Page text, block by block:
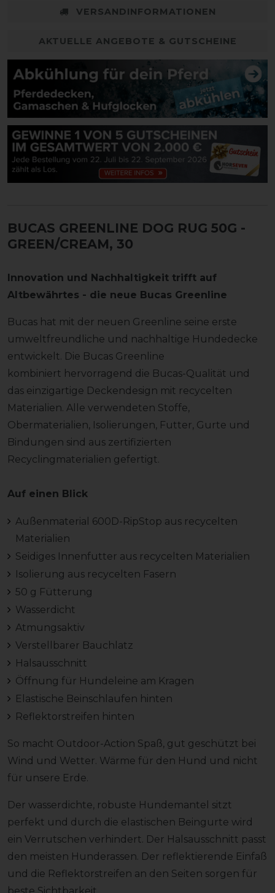
VERSANDINFORMATIONEN
AKTUELLE ANGEBOTE & GUTSCHEINE
BUCAS GREENLINE DOG RUG 50G -
GREEN/CREAM, 30
Innovation und Nachhaltigkeit trifft auf
Altbewährtes - die neue Bucas Greenline
Bucas hat mit der neuen Greenline seine erste
umweltfreundliche und nachhaltige Hundedecke
entwickelt. Die Bucas Greenline
kombiniert hervorragend die Bucas-Qualität und
das einzigartige Deckendesign mit recycelten
Materialien. Alle verwendeten Stoffe,
Obermaterialien, Isolierungen, Futter, Gurte und
Bindungen sind aus zertifizierten
Recyclingmaterialien gefertigt.
Auf einen Blick
Außenmaterial 600D-RipStop aus recycelten
Materialien
Seidiges Innenfutter aus recycelten Materialien
Isolierung aus recycelten Fasern
50 g Fütterung
Wasserdicht
Atmungsaktiv
Verstellbarer Bauchlatz
Halsausschnitt
Öffnung für Hundeleine am Kragen
Elastische Beinschlaufen hinten
Reflektorstreifen hinten
So macht Outdoor-Action Spaß, gut geschützt bei
Wind und Wetter. Wärme für den Hund und nicht
für unsere Erde.
Der wasserdichte, robuste Hundemantel sitzt
perfekt und durch die elastischen Beingurte wird
ein Verrutschen verhindert. Der Halsausschnitt passt
den meisten Hunderassen. Der reflektierende Einfaß
und die Reflektorstreifen an den Seiten sorgen für